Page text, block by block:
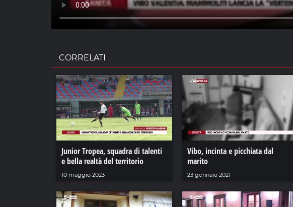
CORRELATI
Junior Tropea, squadra di talenti
e bella realtà del territorio
10 maggio 2023
Vibo, incinta e picchiata dal
marito
23 gennaio 2021